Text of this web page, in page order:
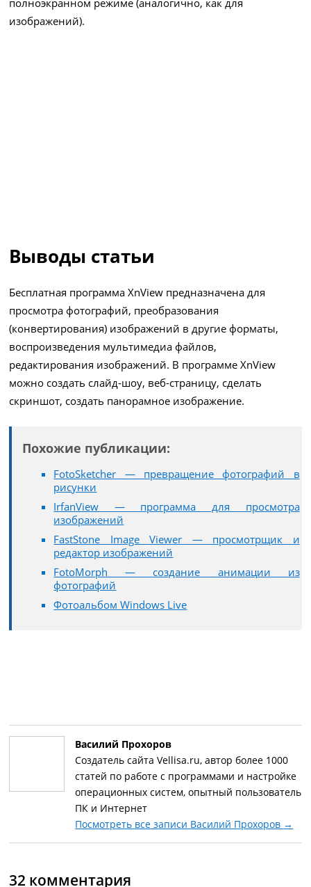
изображений).
Выводы статьи
Бесплатная программа XnView предназначена для
просмотра фотографий, преобразования
(конвертирования) изображений в другие форматы,
воспроизведения мультимедиа файлов,
редактирования изображений. В программе XnView
можно создать слайд-шоу, веб-страницу, сделать
скриншот, создать панорамное изображение.
Похожие публикации:
FotoSketcher — превращение фотографий в
рисунки
IrfanView — программа для просмотра
изображений
FastStone Image Viewer — просмотрщик и
редактор изображений
FotoMorph — создание анимации из
фотографий
Фотоальбом Windows Live
Василий Прохоров
Создатель сайта Vellisa.ru, автор более 1000
статей по работе с программами и настройке
операционных систем, опытный пользователь
ПК и Интернет
Посмотреть все записи Василий Прохоров →
32 комментария